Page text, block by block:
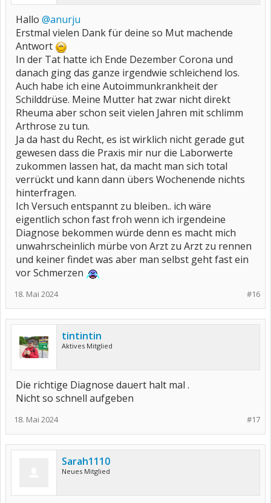
Hallo @anurju
Erstmal vielen Dank für deine so Mut machende
Antwort
In der Tat hatte ich Ende Dezember Corona und
danach ging das ganze irgendwie schleichend los.
Auch habe ich eine Autoimmunkrankheit der
Schilddrüse. Meine Mutter hat zwar nicht direkt
Rheuma aber schon seit vielen Jahren mit schlimm
Arthrose zu tun.
Ja da hast du Recht, es ist wirklich nicht gerade gut
gewesen dass die Praxis mir nur die Laborwerte
zukommen lassen hat, da macht man sich total
verrückt und kann dann übers Wochenende nichts
hinterfragen.
Ich Versuch entspannt zu bleiben.. ich wäre
eigentlich schon fast froh wenn ich irgendeine
Diagnose bekommen würde denn es macht mich
unwahrscheinlich mürbe von Arzt zu Arzt zu rennen
und keiner findet was aber man selbst geht fast ein
vor Schmerzen
#16
18. Mai 2024
tintintin
Aktives Mitglied
Die richtige Diagnose dauert halt mal .
Nicht so schnell aufgeben
#17
18. Mai 2024
Sarah1110
Neues Mitglied